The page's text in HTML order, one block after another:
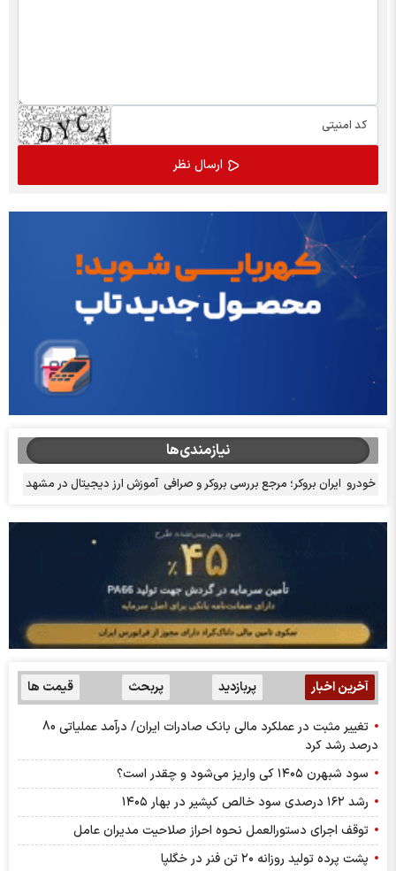
نیازمندی‌ها
خودرو ایران بروکر؛ مرجع بررسی بروکر و صرافی آموزش ارز دیجیتال در مشهد
آخرین اخبار پربازدید پربحث قیمت ها
تغییر مثبت در عملکرد مالی بانک صادرات ایران/ درآمد عملیاتی 80
درصد رشد کرد
سود شبهرن ۱۴۰۵ کی واریز می‌شود و چقدر است؟
رشد ۱۶۲ درصدی سود خالص کپشیر در بهار ۱۴۰۵
توقف اجرای دستورالعمل نحوه احراز صلاحیت مدیران عامل
پشت پرده تولید روزانه ۲۰ تن فنر در خگلپا